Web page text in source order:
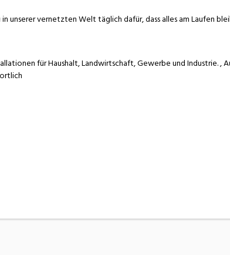
unserer vernetzten Welt täglich dafür, dass alles am Laufen
für Haushalt, Landwirtschaft, Gewerbe und Industrie. ,